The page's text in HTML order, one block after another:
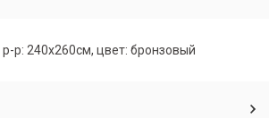
р-р: 240х260см, цвет: бронзовый